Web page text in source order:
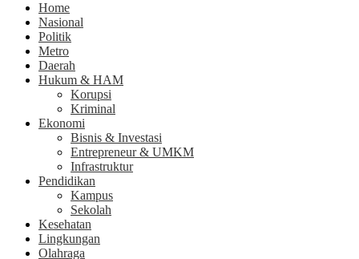
Home
Nasional
Politik
Metro
Daerah
Hukum & HAM
Korupsi
Kriminal
Ekonomi
Bisnis & Investasi
Entrepreneur & UMKM
Infrastruktur
Pendidikan
Kampus
Sekolah
Kesehatan
Lingkungan
Olahraga